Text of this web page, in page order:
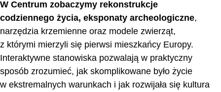
W Centrum zobaczymy rekonstrukcje
codziennego życia, eksponaty archeologiczne,
narzędzia krzemienne oraz modele zwierząt,
z którymi mierzyli się pierwsi mieszkańcy Europy.
Interaktywne stanowiska pozwalają w praktyczny
sposób zrozumieć, jak skomplikowane było życie
w ekstremalnych warunkach i jak rozwijała się kultura